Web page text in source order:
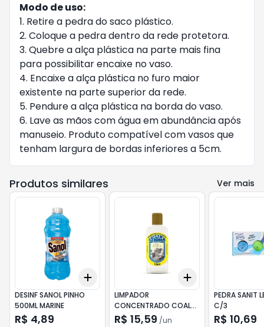
Modo de uso:
1. Retire a pedra do saco plástico.
2. Coloque a pedra dentro da rede protetora.
3. Quebre a alça plástica na parte mais fina
para possibilitar encaixe no vaso.
4. Encaixe a alça plástica no furo maior
existente na parte superior da rede.
5. Pendure a alça plástica na borda do vaso.
6. Lave as mãos com água em abundância após
manuseio. Produto compatível com vasos que
tenham largura de bordas inferiores a 5cm.
Produtos similares Ver mais
Add
DESINF SANOL PINHO
500ML MARINE
R$ 4,89
Add
LIMPADOR
CONCENTRADO COALA
CHÁ BRANCO 120ML
R$ 15,59 /un
PEDRA SANIT
C/3
R$ 10,69